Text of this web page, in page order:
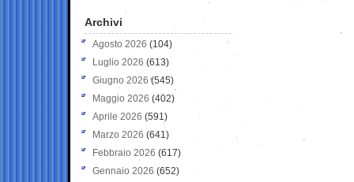
Archivi
Agosto 2026 (104)
Luglio 2026 (613)
Giugno 2026 (545)
Maggio 2026 (402)
Aprile 2026 (591)
Marzo 2026 (641)
Febbraio 2026 (617)
Gennaio 2026 (652)